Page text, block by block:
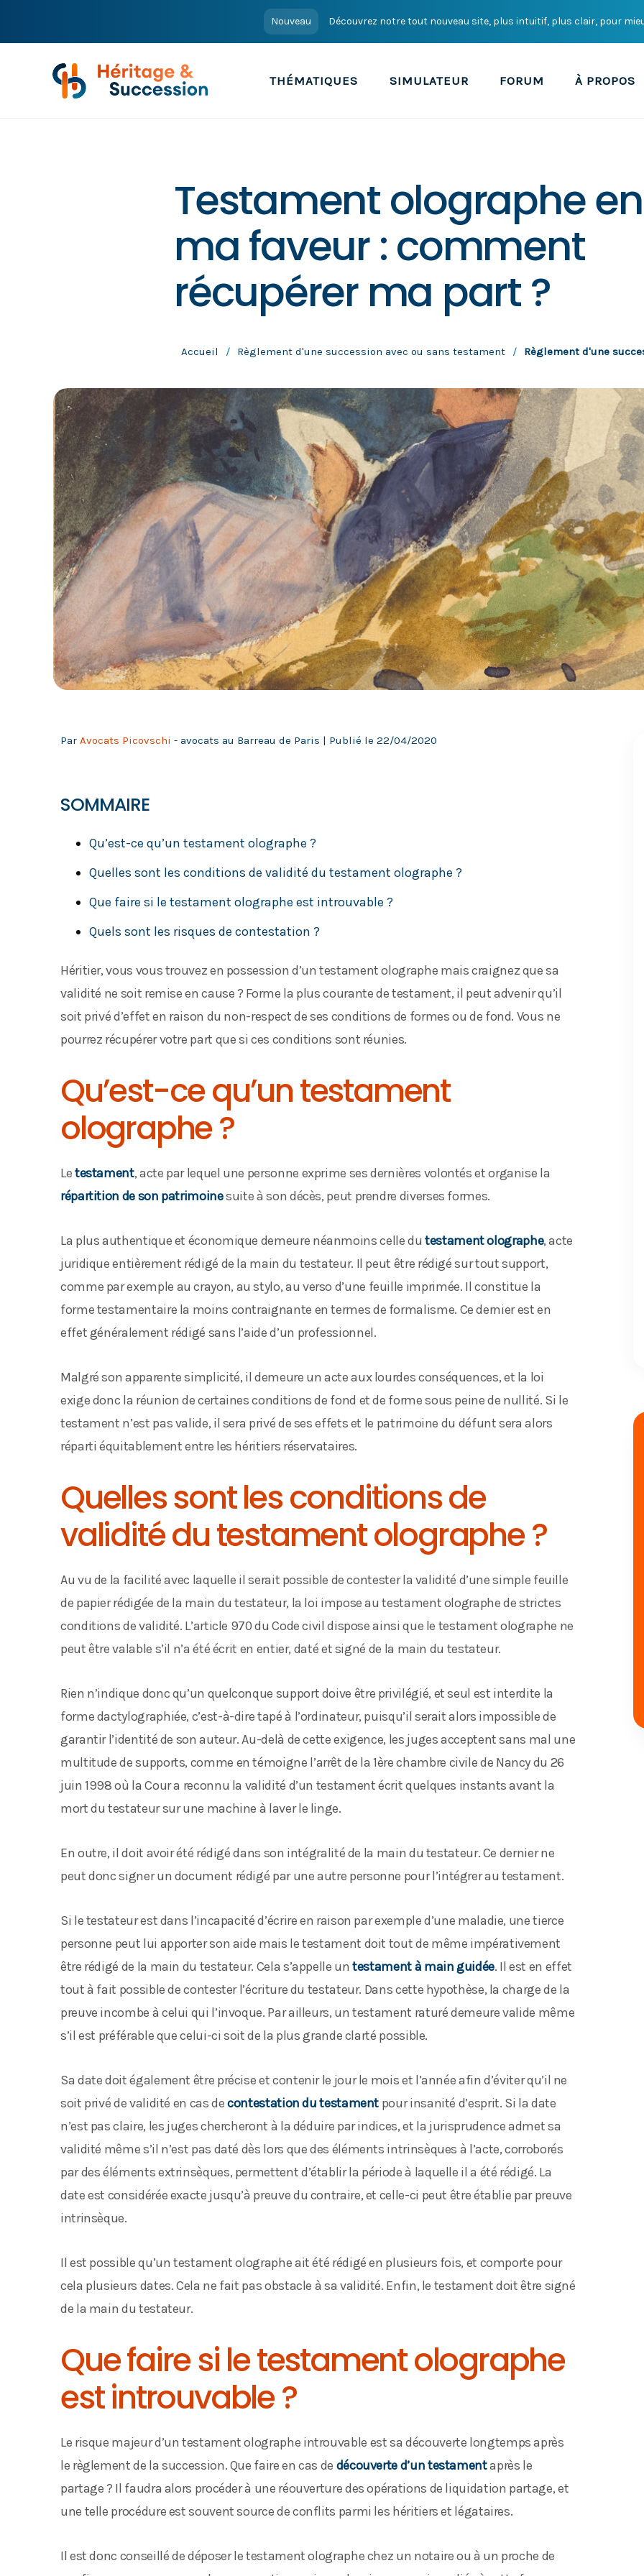
Nouveau Découvrez notre tout nouveau site, plus intuitif, plus clair, pour
THÉMATIQUES SIMULATEUR FORUM À PROPOS
Testament olographe en
ma faveur : comment
récupérer ma part ?
Accueil / Règlement d'une succession avec ou sans testament / Règlement d'une
Par Avocats Picovschi - avocats au Barreau de Paris | Publié le 22/04/2020
SOMMAIRE
Qu’est-ce qu’un testament olographe ?
Quelles sont les conditions de validité du testament olographe ?
Que faire si le testament olographe est introuvable ?
Quels sont les risques de contestation ?
Héritier, vous vous trouvez en possession d’un testament olographe mais craignez que sa
validité ne soit remise en cause ? Forme la plus courante de testament, il peut advenir qu’il
soit privé d’effet en raison du non-respect de ses conditions de formes ou de fond. Vous ne
pourrez récupérer votre part que si ces conditions sont réunies.
Qu’est-ce qu’un testament
olographe ?
Letestament, acte par lequel une personne exprime ses dernières volontés et organise la
répartition de son patrimoinesuite à son décès, peut prendre diverses formes.
La plus authentique et économique demeure néanmoins celle dutestament olographe, acte
juridique entièrement rédigé de la main du testateur. Il peut être rédigé sur tout support,
comme par exemple au crayon, au stylo, au verso d’une feuille imprimée. Il constitue la
forme testamentaire la moins contraignante en termes de formalisme. Ce dernier est en
effet généralement rédigé sans l’aide d’un professionnel.
Malgré son apparente simplicité, il demeure un acte aux lourdes conséquences, et la loi
exige donc la réunion de certaines conditions de fond et de forme sous peine de nullité. Si le
testament n’est pas valide, il sera privé de ses effets et le patrimoine du défunt sera alors
réparti équitablement entre les héritiers réservataires.
Quelles sont les conditions de
validité du testament olographe ?
Au vu de la facilité avec laquelle il serait possible de contester la validité d’une simple feuille
de papier rédigée de la main du testateur, la loi impose au testament olographe de strictes
conditions de validité. L’article 970 du Code civil dispose ainsi que le testament olographe ne
peut être valable s’il n’a été écrit en entier, daté et signé de la main du testateur.
Rien n’indique donc qu’un quelconque support doive être privilégié, et seul est interdite la
forme dactylographiée, c’est-à-dire tapé à l’ordinateur, puisqu’il serait alors impossible de
garantir l’identité de son auteur. Au-delà de cette exigence, les juges acceptent sans mal une
multitude de supports, comme en témoigne l’arrêt de la 1ère chambre civile de Nancy du 26
juin 1998 où la Cour a reconnu la validité d’un testament écrit quelques instants avant la
mort du testateur sur une machine à laver le linge.
En outre, il doit avoir été rédigé dans son intégralité de la main du testateur. Ce dernier ne
peut donc signer un document rédigé par une autre personne pour l’intégrer au testament.
Si le testateur est dans l’incapacité d’écrire en raison par exemple d’une maladie, une tierce
personne peut lui apporter son aide mais le testament doit tout de même impérativement
être rédigé de la main du testateur. Cela s’appelle untestament à main guidée. Il est en effet
tout à fait possible de contester l’écriture du testateur. Dans cette hypothèse, la charge de la
preuve incombe à celui qui l’invoque. Par ailleurs, un testament raturé demeure valide même
s’il est préférable que celui-ci soit de la plus grande clarté possible.
Sa date doit également être précise et contenir le jour le mois et l’année afin d’éviter qu’il ne
soit privé de validité en cas decontestation du testament pour insanité d’esprit. Si la date
n’est pas claire, les juges chercheront à la déduire par indices, et la jurisprudence admet sa
validité même s’il n’est pas daté dès lors que des éléments intrinsèques à l’acte, corroborés
par des éléments extrinsèques, permettent d’établir la période à laquelle il a été rédigé. La
date est considérée exacte jusqu’à preuve du contraire, et celle-ci peut être établie par preuve
intrinsèque.
Il est possible qu’un testament olographe ait été rédigé en plusieurs fois, et comporte pour
cela plusieurs dates. Cela ne fait pas obstacle à sa validité. Enfin, le testament doit être signé
de la main du testateur.
Que faire si le testament olographe
est introuvable ?
Le risque majeur d’un testament olographe introuvable est sa découverte longtemps après
le règlement de la succession. Que faire en cas de découverte d’un testamentaprès le
partage ? Il faudra alors procéder à une réouverture des opérations de liquidation partage, et
une telle procédure est souvent source de conflits parmi les héritiers et légataires.
Il est donc conseillé de déposer le testament olographe chez un notaire ou à un proche de